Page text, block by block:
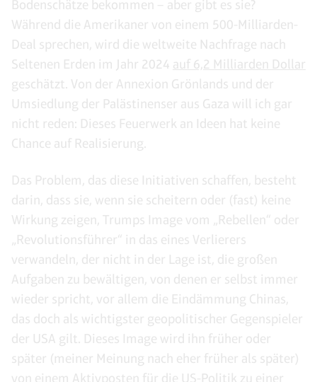
Bodenschätze bekommen – aber gibt es sie?
Während die Amerikaner von einem 500-Milliarden-
Deal sprechen, wird die weltweite Nachfrage nach
Seltenen Erden im Jahr 2024 auf 6,2 Milliarden Dollar
geschätzt. Von der Annexion Grönlands und der
Umsiedlung der Palästinenser aus Gaza will ich gar
nicht reden: Dieses Feuerwerk an Ideen hat keine
Chance auf Realisierung.
Das Problem, das diese Initiativen schaffen, besteht
darin, dass sie, wenn sie scheitern oder (fast) keine
Wirkung zeigen, Trumps Image vom „Rebellen“ oder
„Revolutionsführer“ in das eines Verlierers
verwandeln, der nicht in der Lage ist, die großen
Aufgaben zu bewältigen, von denen er selbst immer
wieder spricht, vor allem die Eindämmung Chinas,
das doch als wichtigster geopolitischer Gegenspieler
der USA gilt. Dieses Image wird ihn früher oder
später (meiner Meinung nach eher früher als später)
von einem Aktivposten für die US-Politik zu einer